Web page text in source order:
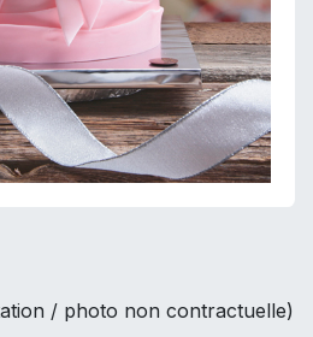
/ photo non contractuelle)